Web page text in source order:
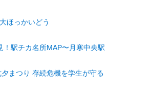
ほっかいどう
！駅チカ名所MAP〜月寒中央駅
まつり 存続危機を学生が守る